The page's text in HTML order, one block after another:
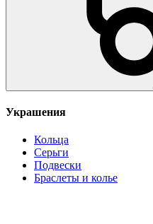
Украшения
Кольца
Серьги
Подвески
Браслеты и колье